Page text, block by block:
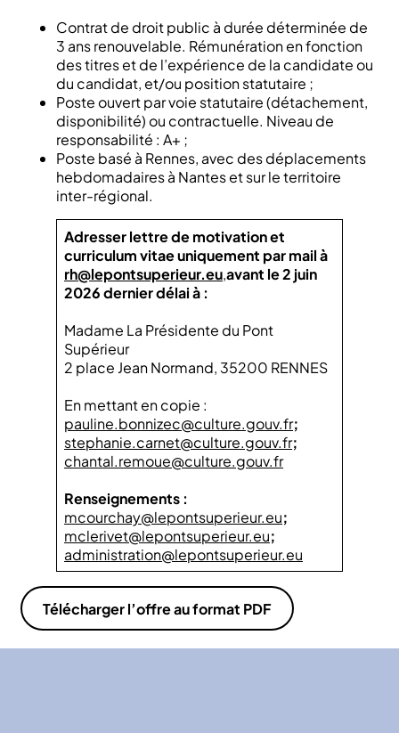
Contrat de droit public à durée déterminée de
3 ans renouvelable. Rémunération en fonction
des titres et de l’expérience de la candidate ou
du candidat, et/ou position statutaire ;
Poste ouvert par voie statutaire (détachement,
disponibilité) ou contractuelle. Niveau de
responsabilité : A+ ;
Poste basé à Rennes, avec des déplacements
hebdomadaires à Nantes et sur le territoire
inter-régional.
Adresser lettre de motivation et
curriculum vitae uniquement par mail à
rh@lepontsuperieur.eu,avant le 2 juin
2026 dernier délai à :
Madame La Présidente du Pont
Supérieur
2 place Jean Normand, 35200 RENNES
En mettant en copie :
pauline.bonnizec@culture.gouv.fr;
stephanie.carnet@culture.gouv.fr;
chantal.remoue@culture.gouv.fr
Renseignements :
mcourchay@lepontsuperieur.eu;
mclerivet@lepontsuperieur.eu;
administration@lepontsuperieur.eu
Télécharger l’offre au format PDF